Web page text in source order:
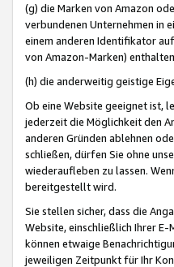
(g) die Marken von Amazon
verbundenen Unternehmen in
einem anderen Identifikator
von Amazon-Marken)
(h) die anderweitig geistige
Ob eine Website geeignet ist,
jederzeit die Möglichkeit den
anderen Gründen ablehnen
schließen, dürfen Sie ohne
wiederaufleben zu lassen.
bereitgestellt wird.
Sie stellen sicher, dass die
Website, einschließlich Ihrer
können etwaige
jeweiligen Zeitpunkt für Ihr